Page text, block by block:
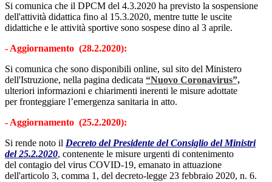
Si comunica che il DPCM del 4.3.2020 ha previsto la sospensione
dell'attività didattica fino al 15.3.2020, mentre tutte le uscite
didattiche e le attività sportive sono sospese dino al 3 aprile.
- Aggiornamento (28.2.2020):
Si comunica che sono disponibili online, sul sito del Ministero
dell'Istruzione, nella pagina dedicata “Nuovo Coronavirus”,
ulteriori informazioni e chiarimenti inerenti le misure adottate
per fronteggiare l’emergenza sanitaria in atto.
- Aggiornamento (25.2.2020):
Si rende noto il Decreto del Presidente del Consiglio del Ministri
del 25.2.2020, contenente le misure urgenti di contenimento
del contagio del virus COVID-19, emanato in attuazione
dell'articolo 3, comma 1, del decreto-legge 23 febbraio 2020, n. 6.